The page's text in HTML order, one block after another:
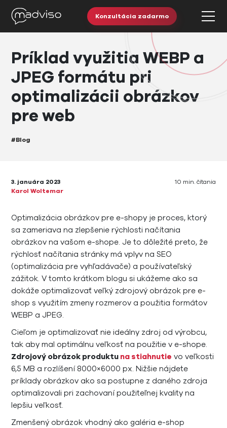
Konzultácia zadarmo
Príklad využitia WEBP a
JPEG formátu pri
optimalizácii obrázkov
pre web
#Blog
3. januára 2023
Karol Woltemar
10 min. čítania
Optimalizácia obrázkov pre e-shopy je proces, ktorý
sa zameriava na zlepšenie rýchlosti načítania
obrázkov na vašom e-shope. Je to dôležité preto, že
rýchlosť načítania stránky má vplyv na SEO
(optimalizácia pre vyhľadávače) a používateľský
zážitok. V tomto krátkom blogu si ukážeme ako sa
dokáže optimalizovať veľký zdrojový obrázok pre e-
shop s využitím zmeny rozmerov a použitia formátov
WEBP a JPEG.
Cieľom je optimalizovať nie ideálny zdroj od výrobcu,
tak aby mal optimálnu veľkosť na použitie v e-shope.
Zdrojový obrázok produktu na stiahnutie vo veľkosti
6,5 MB a rozlíšení 8000×6000 px. Nižšie nájdete
príklady obrázkov ako sa postupne z daného zdroja
optimalizovali pri zachovaní použiteľnej kvality na
lepšiu veľkosť.
Zmenšený obrázok vhodný ako galéria e-shop